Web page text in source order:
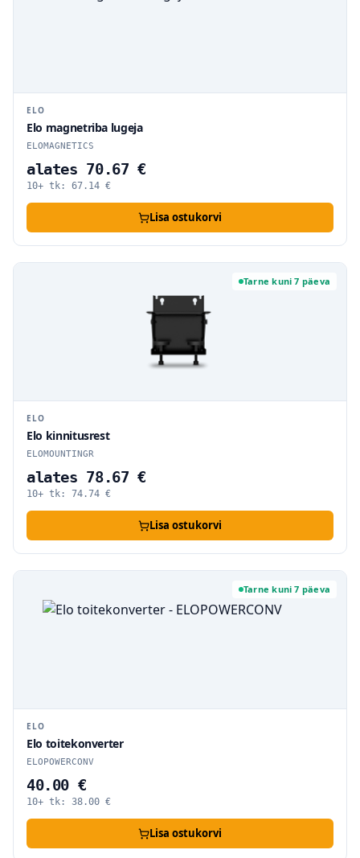
ELO
Elo magnetriba lugeja
ELOMAGNETICS
alates 70.67 €
10+ tk: 67.14 €
Lisa ostukorvi
Tarne kuni 7 päeva
ELO
Elo kinnitusrest
ELOMOUNTINGR
alates 78.67 €
10+ tk: 74.74 €
Lisa ostukorvi
Tarne kuni 7 päeva
ELO
Elo toitekonverter
ELOPOWERCONV
40.00 €
10+ tk: 38.00 €
Lisa ostukorvi